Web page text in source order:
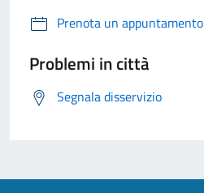
Prenota un appuntamento
Problemi in città
Segnala disservizio